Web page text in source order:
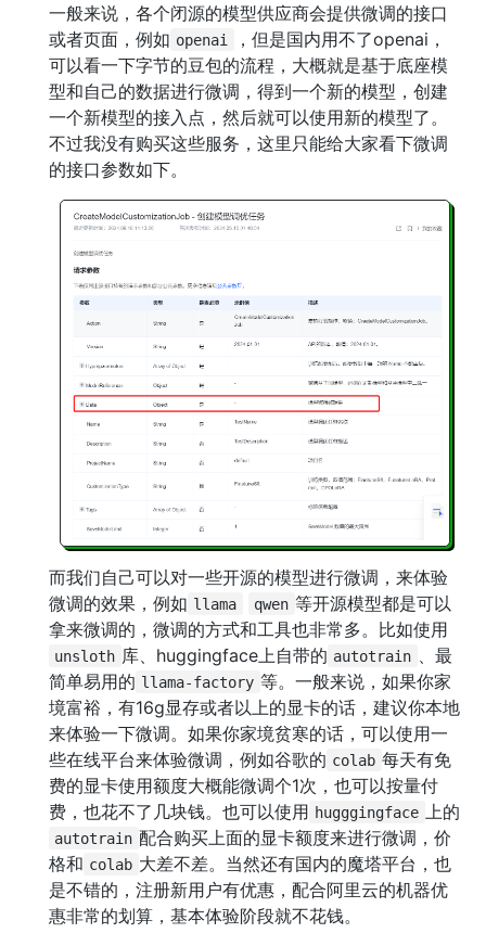
一般来说，各个闭源的模型供应商会提供微调的接口
或者页面，例如 openai
，但是国内用不了openai，
可以看一下字节的豆包的流程，大概就是基于底座模
型和自己的数据进行微调，得到一个新的模型，创建
一个新模型的接入点，然后就可以使用新的模型了。
不过我没有购买这些服务，这里只能给大家看下微调
的接口参数如下。
而我们自己可以对一些开源的模型进行微调，来体验
微调的效果，例如 llama qwen 等开源模型都是可以
拿来微调的，微调的方式和工具也非常多。比如使用
unsloth 库、huggingface上自带的 autotrain
、最
简单易用的 llama-factory 等。一般来说，如果你家
境富裕，有16g显存或者以上的显卡的话，建议你本地
来体验一下微调。如果你家境贫寒的话，可以使用一
些在线平台来体验微调，例如谷歌的 colab 每天有免
费的显卡使用额度大概能微调个1次，也可以按量付
费，也花不了几块钱。也可以使用 hugggingface 上的
autotrain 配合购买上面的显卡额度来进行微调，价
格和 colab 大差不差。当然还有国内的魔塔平台，也
是不错的，注册新用户有优惠，配合阿里云的机器优
惠非常的划算，基本体验阶段就不花钱。